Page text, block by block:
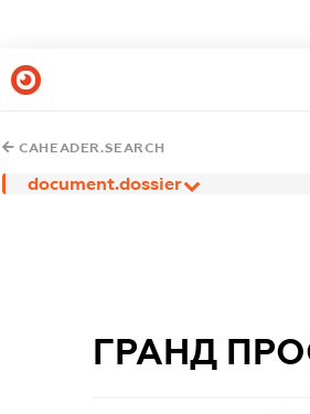
CAHEADER.SEARCH
document.dossier
ГРАНД